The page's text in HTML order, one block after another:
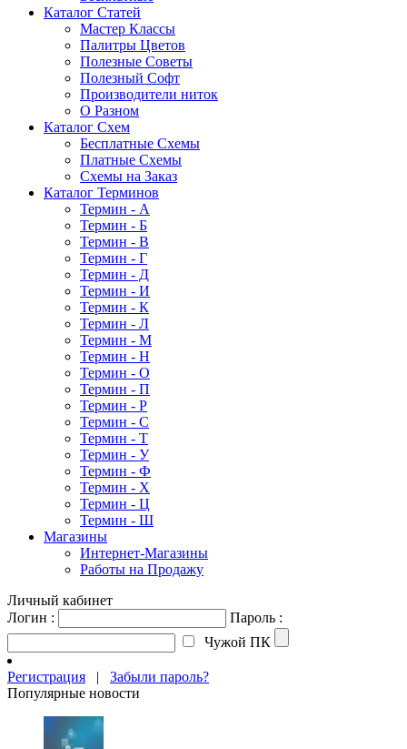
Каталог Статей
Мастер Классы
Палитры Цветов
Полезные Советы
Полезный Софт
Производители ниток
О Разном
Каталог Схем
Бесплатные Схемы
Платные Схемы
Схемы на Заказ
Каталог Терминов
Термин - А
Термин - Б
Термин - В
Термин - Г
Термин - Д
Термин - И
Термин - К
Термин - Л
Термин - М
Термин - Н
Термин - О
Термин - П
Термин - Р
Термин - С
Термин - Т
Термин - У
Термин - Ф
Термин - Х
Термин - Ц
Термин - Ш
Магазины
Интернет-Магазины
Работы на Продажу
Личный кабинет
Логин :
Пароль :
Чужой ПК
Регистрация | Забыли пароль?
Популярные новости